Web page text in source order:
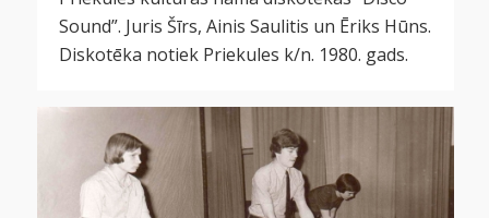
Sound”. Juris Šīrs, Ainis Saulitis un Ēriks Hūns.
Diskotēka notiek Priekules k/n. 1980. gads.